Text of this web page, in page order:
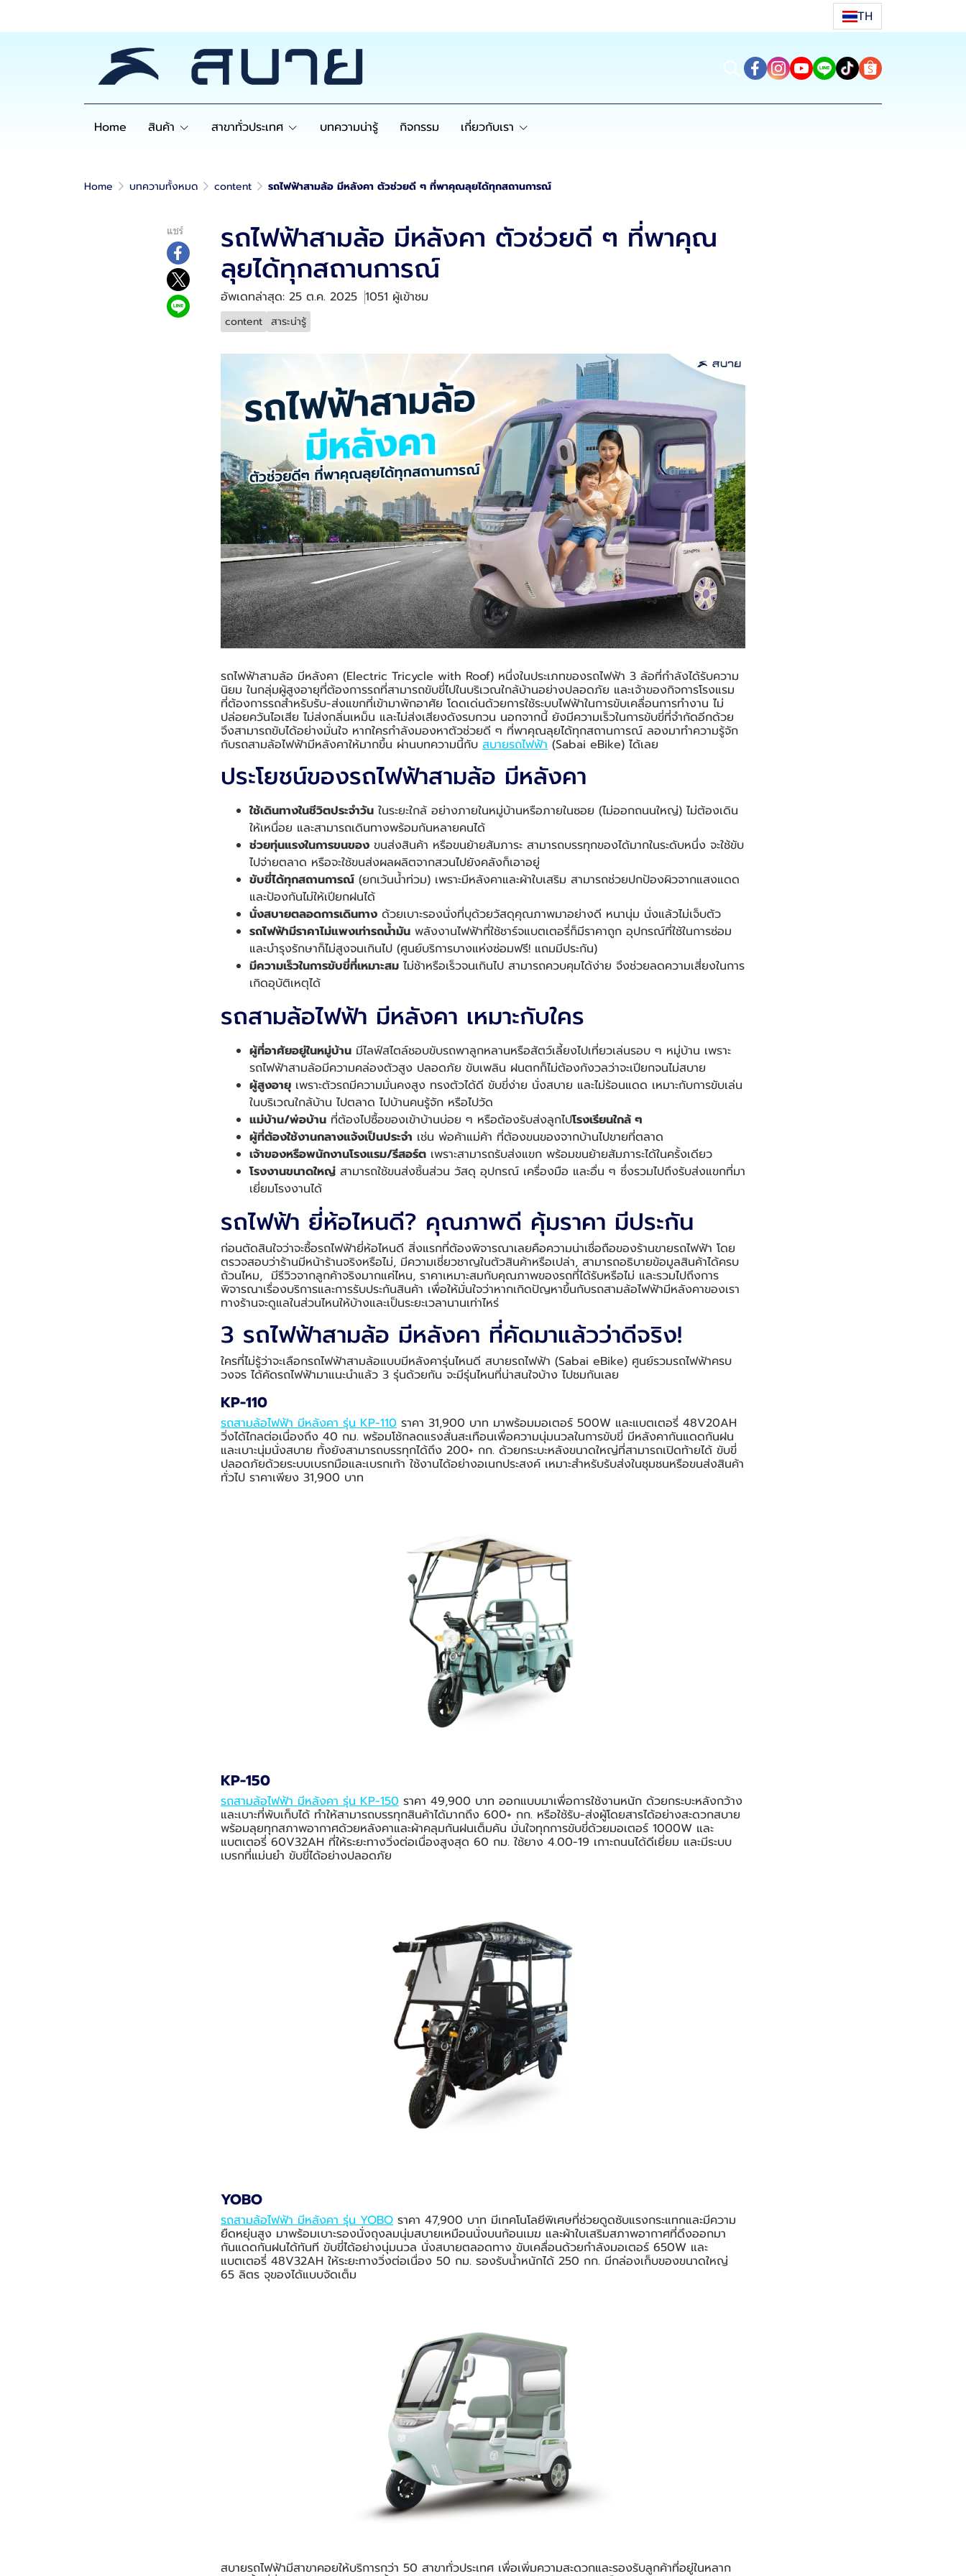
TH
Home สินค้า สาขาทั่วประเทศ บทความน่ารู้ กิจกรรม เกี่ยวกับเรา
Home บทความทั้งหมด content รถไฟฟ้าสามล้อ มีหลังคา ตัวช่วยดี ๆ ที่พาคุณลุยได้ทุกสถานการณ์
แชร์ รถไฟฟ้าสามล้อ มีหลังคา ตัวช่วยดี ๆ ที่พาคุณ
ลุยได้ทุกสถานการณ์
อัพเดทล่าสุด: 25 ต.ค. 2025 1051 ผู้เข้าชม
content สาระน่ารู้
รถไฟฟ้าสามล้อ มีหลังคา (Electric Tricycle with Roof) หนึ่งในประเภทของรถไฟฟ้า 3 ล้อที่กำลังได้รับความ
นิยม ในกลุ่มผู้สูงอายุที่ต้องการรถที่สามารถขับขี่ไปในบริเวณใกล้บ้านอย่างปลอดภัย และเจ้าของกิจการโรงแรม
ที่ต้องการรถสำหรับรับ-ส่งแขกที่เข้ามาพักอาศัย โดดเด่นด้วยการใช้ระบบไฟฟ้าในการขับเคลื่อนการทำงาน ไม่
ปล่อยควันไอเสีย ไม่ส่งกลิ่นเหม็น และไม่ส่งเสียงดังรบกวน นอกจากนี้ ยังมีความเร็วในการขับขี่ที่จำกัดอีกด้วย
จึงสามารถขับได้อย่างมั่นใจ หากใครกำลังมองหาตัวช่วยดี ๆ ที่พาคุณลุยได้ทุกสถานการณ์ ลองมาทำความรู้จัก
กับรถสามล้อไฟฟ้ามีหลังคาให้มากขึ้น ผ่านบทความนี้กับ สบายรถไฟฟ้า (Sabai eBike) ได้เลย
ประโยชน์ของรถไฟฟ้าสามล้อ มีหลังคา
ใช้เดินทางในชีวิตประจำวัน ในระยะใกล้ อย่างภายในหมู่บ้านหรือภายในซอย (ไม่ออกถนนใหญ่) ไม่ต้องเดิน
ให้เหนื่อย และสามารถเดินทางพร้อมกันหลายคนได้
ช่วยทุ่นแรงในการขนของ ขนส่งสินค้า หรือขนย้ายสัมภาระ สามารถบรรทุกของได้มากในระดับหนึ่ง จะใช้ขับ
ไปจ่ายตลาด หรือจะใช้ขนส่งผลผลิตจากสวนไปยังคลังก็เอาอยู่
ขับขี่ได้ทุกสถานการณ์ (ยกเว้นน้ำท่วม) เพราะมีหลังคาและผ้าใบเสริม สามารถช่วยปกป้องผิวจากแสงแดด
และป้องกันไม่ให้เปียกฝนได้
นั่งสบายตลอดการเดินทาง ด้วยเบาะรองนั่งที่บุด้วยวัสดุคุณภาพมาอย่างดี หนานุ่ม นั่งแล้วไม่เจ็บตัว
รถไฟฟ้ามีราคาไม่แพงเท่ารถน้ำมัน พลังงานไฟฟ้าที่ใช้ชาร์จแบตเตอรี่ก็มีราคาถูก อุปกรณ์ที่ใช้ในการซ่อม
และบำรุงรักษาก็ไม่สูงจนเกินไป (ศูนย์บริการบางแห่งซ่อมฟรี! แถมมีประกัน)
มีความเร็วในการขับขี่ที่เหมาะสม ไม่ช้าหรือเร็วจนเกินไป สามารถควบคุมได้ง่าย จึงช่วยลดความเสี่ยงในการ
เกิดอุบัติเหตุได้
รถสามล้อไฟฟ้า มีหลังคา เหมาะกับใคร
ผู้ที่อาศัยอยู่ในหมู่บ้าน มีไลฟ์สไตล์ชอบขับรถพาลูกหลานหรือสัตว์เลี้ยงไปเที่ยวเล่นรอบ ๆ หมู่บ้าน เพราะ
รถไฟฟ้าสามล้อมีความคล่องตัวสูง ปลอดภัย ขับเพลิน ฝนตกก็ไม่ต้องกังวลว่าจะเปียกจนไม่สบาย
ผู้สูงอายุ เพราะตัวรถมีความมั่นคงสูง ทรงตัวได้ดี ขับขี่ง่าย นั่งสบาย และไม่ร้อนแดด เหมาะกับการขับเล่น
ในบริเวณใกล้บ้าน ไปตลาด ไปบ้านคนรู้จัก หรือไปวัด
แม่บ้าน/พ่อบ้าน ที่ต้องไปซื้อของเข้าบ้านบ่อย ๆ หรือต้องรับส่งลูกไปโรงเรียนใกล้ ๆ
ผู้ที่ต้องใช้งานกลางแจ้งเป็นประจำ เช่น พ่อค้าแม่ค้า ที่ต้องขนของจากบ้านไปขายที่ตลาด
เจ้าของหรือพนักงานโรงแรม/รีสอร์ต เพราะสามารถรับส่งแขก พร้อมขนย้ายสัมภาระได้ในครั้งเดียว
โรงงานขนาดใหญ่ สามารถใช้ขนส่งชิ้นส่วน วัสดุ อุปกรณ์ เครื่องมือ และอื่น ๆ ซึ่งรวมไปถึงรับส่งแขกที่มา
เยี่ยมโรงงานได้
รถไฟฟ้า ยี่ห้อไหนดี? คุณภาพดี คุ้มราคา มีประกัน
ก่อนตัดสินใจว่าจะซื้อรถไฟฟ้ายี่ห้อไหนดี สิ่งแรกที่ต้องพิจารณาเลยคือความน่าเชื่อถือของร้านขายรถไฟฟ้า โดย
ตรวจสอบว่าร้านมีหน้าร้านจริงหรือไม่, มีความเชี่ยวชาญในตัวสินค้าหรือเปล่า, สามารถอธิบายข้อมูลสินค้าได้ครบ
ถ้วนไหม, มีรีวิวจากลูกค้าจริงมากแค่ไหน, ราคาเหมาะสมกับคุณภาพของรถที่ได้รับหรือไม่ และรวมไปถึงการ
พิจารณาเรื่องบริการและการรับประกันสินค้า เพื่อให้มั่นใจว่าหากเกิดปัญหาขึ้นกับรถสามล้อไฟฟ้ามีหลังคาของเรา
ทางร้านจะดูแลในส่วนไหนให้บ้างและเป็นระยะเวลานานเท่าไหร่
3 รถไฟฟ้าสามล้อ มีหลังคา ที่คัดมาแล้วว่าดีจริง!
ใครที่ไม่รู้ว่าจะเลือกรถไฟฟ้าสามล้อแบบมีหลังคารุ่นไหนดี สบายรถไฟฟ้า (Sabai eBike) ศูนย์รวมรถไฟฟ้าครบ
วงจร ได้คัดรถไฟฟ้ามาแนะนำแล้ว 3 รุ่นด้วยกัน จะมีรุ่นไหนที่น่าสนใจบ้าง ไปชมกันเลย
KP-110
รถสามล้อไฟฟ้า มีหลังคา รุ่น KP-110 ราคา 31,900 บาท มาพร้อมมอเตอร์ 500W และแบตเตอรี่ 48V20AH
วิ่งได้ไกลต่อเนื่องถึง 40 กม. พร้อมโช้กลดแรงสั่นสะเทือนเพื่อความนุ่มนวลในการขับขี่ มีหลังคากันแดดกันฝน
และเบาะนุ่มนั่งสบาย ทั้งยังสามารถบรรทุกได้ถึง 200+ กก. ด้วยกระบะหลังขนาดใหญ่ที่สามารถเปิดท้ายได้ ขับขี่
ปลอดภัยด้วยระบบเบรกมือและเบรกเท้า ใช้งานได้อย่างอเนกประสงค์ เหมาะสำหรับรับส่งในชุมชนหรือขนส่งสินค้า
ทั่วไป ราคาเพียง 31,900 บาท
KP-150
รถสามล้อไฟฟ้า มีหลังคา รุ่น KP-150 ราคา 49,900 บาท ออกแบบมาเพื่อการใช้งานหนัก ด้วยกระบะหลังกว้าง
และเบาะที่พับเก็บได้ ทำให้สามารถบรรทุกสินค้าได้มากถึง 600+ กก. หรือใช้รับ-ส่งผู้โดยสารได้อย่างสะดวกสบาย
พร้อมลุยทุกสภาพอากาศด้วยหลังคาและผ้าคลุมกันฝนเต็มคัน มั่นใจทุกการขับขี่ด้วยมอเตอร์ 1000W และ
แบตเตอรี่ 60V32AH ที่ให้ระยะทางวิ่งต่อเนื่องสูงสุด 60 กม. ใช้ยาง 4.00-19 เกาะถนนได้ดีเยี่ยม และมีระบบ
เบรกที่แม่นยำ ขับขี่ได้อย่างปลอดภัย
YOBO
รถสามล้อไฟฟ้า มีหลังคา รุ่น YOBO ราคา 47,900 บาท มีเทคโนโลยีพิเศษที่ช่วยดูดซับแรงกระแทกและมีความ
ยืดหยุ่นสูง มาพร้อมเบาะรองนั่งถุงลมนุ่มสบายเหมือนนั่งบนก้อนเมฆ และผ้าใบเสริมสภาพอากาศที่ดึงออกมา
กันแดดกันฝนได้ทันที ขับขี่ได้อย่างนุ่มนวล นั่งสบายตลอดทาง ขับเคลื่อนด้วยกำลังมอเตอร์ 650W และ
แบตเตอรี่ 48V32AH ให้ระยะทางวิ่งต่อเนื่อง 50 กม. รองรับน้ำหนักได้ 250 กก. มีกล่องเก็บของขนาดใหญ่
65 ลิตร จุของได้แบบจัดเต็ม
สบายรถไฟฟ้ามีสาขาคอยให้บริการกว่า 50 สาขาทั่วประเทศ เพื่อเพิ่มความสะดวกและรองรับลูกค้าที่อยู่ในหลาก